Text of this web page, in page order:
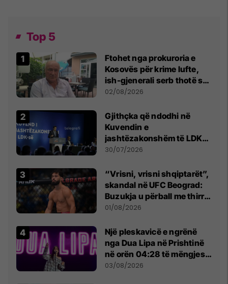
Top 5
Ftohet nga prokuroria e
Kosovës për krime lufte,
ish-gjenerali serb thotë se
dikush e tradhtoi në
02/08/2026
Gjithçka që ndodhi në
Kuvendin e
jashtëzakonshëm të LDK-
së
30/07/2026
“Vrisni, vrisni shqiptarët”,
skandal në UFC Beograd:
Buzukja u përball me thirrje
anti-shqiptare nga
01/08/2026
Një pleskavicë e ngrënë
nga Dua Lipa në Prishtinë
në orën 04:28 të mëngjesit
- dhe bota digjitale serbe
03/08/2026